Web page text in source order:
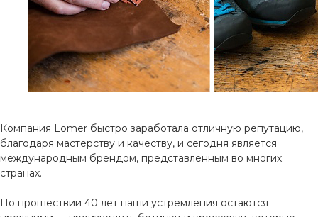
Компания Lomer быстро заработала отличную репутацию,
благодаря мастерству и качеству, и сегодня является
международным брендом, представленным во многих
странах.
По прошествии 40 лет наши устремления остаются